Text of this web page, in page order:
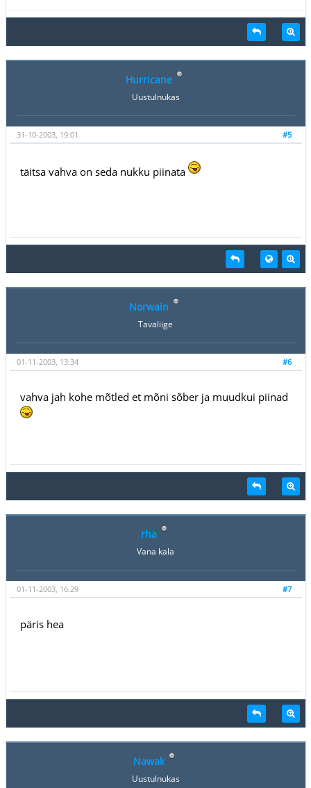
Hurricane
Uustulnukas
#5
31-10-2003, 19:01
täitsa vahva on seda nukku piinata
Norwain
Tavaliige
#6
01-11-2003, 13:34
vahva jah kohe mõtled et mõni sõber ja muudkui piinad
rha
Vana kala
#7
01-11-2003, 16:29
päris hea
Nawak
Uustulnukas